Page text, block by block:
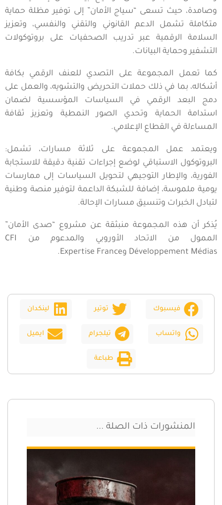
وصامدة، حيث تسعى “سياج الأمان” إلى توفير مظلة حماية
متكاملة تشمل الدعم القانوني والتقني والنفسي، وتعزيز
السلامة الرقمية عبر تدريب الصحفيات على بروتوكولات
التشفير وحماية البيانات.
كما تعمل المجموعة على التصدي للعنف الرقمي بكافة
أشكاله، بما في ذلك حملات التحريض والتشويه، والعمل على
دمج البعد الرقمي في السياسات المؤسسية لضمان
استدامة الحماية وتحدي الصور النمطية وتعزيز ثقافة
المساءلة في القطاع الإعلامي.
ويعتمد عمل المجموعة على ثلاثة مسارات، تشمل:
البروتوكول الاستباقي لوضع إجراءات تقنية دقيقة للاستجابة
الفورية، والإطار التوجيهي لتحويل السياسات إلى ممارسات
يومية ملموسة، إضافة للشبكة الداعمة لتوفير منصة وطنية
لتبادل الخبرات وتنسيق مسارات الإحالة.
يُذكر أن هذه المجموعة منبثقة عن مشروع “صدى الأمان”
الممول من الاتحاد الأوروبي والمدعوم من CFI
Développement Médias وExpertise France.
فيسبوك توتير لينكدان
واتساب تيلجرام ايميل
طباعة
المنشورات ذات الصلة ...